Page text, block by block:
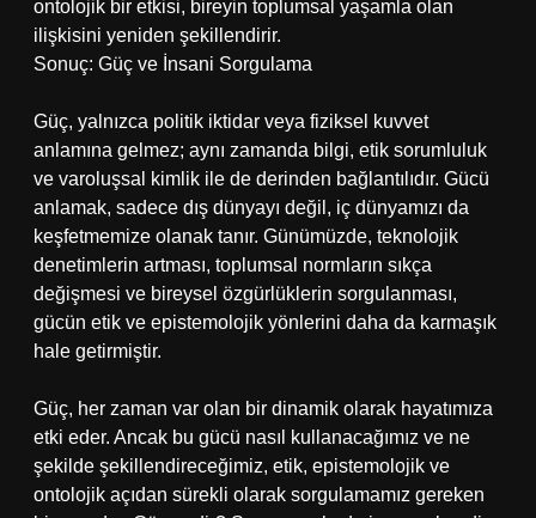
ontolojik bir etkisi, bireyin toplumsal yaşamla olan
ilişkisini yeniden şekillendirir.
Sonuç: Güç ve İnsani Sorgulama
Güç, yalnızca politik iktidar veya fiziksel kuvvet
anlamına gelmez; aynı zamanda bilgi, etik sorumluluk
ve varoluşsal kimlik ile de derinden bağlantılıdır. Gücü
anlamak, sadece dış dünyayı değil, iç dünyamızı da
keşfetmemize olanak tanır. Günümüzde, teknolojik
denetimlerin artması, toplumsal normların sıkça
değişmesi ve bireysel özgürlüklerin sorgulanması,
gücün etik ve epistemolojik yönlerini daha da karmaşık
hale getirmiştir.
Güç, her zaman var olan bir dinamik olarak hayatımıza
etki eder. Ancak bu gücü nasıl kullanacağımız ve ne
şekilde şekillendireceğimiz, etik, epistemolojik ve
ontolojik açıdan sürekli olarak sorgulamamız gereken